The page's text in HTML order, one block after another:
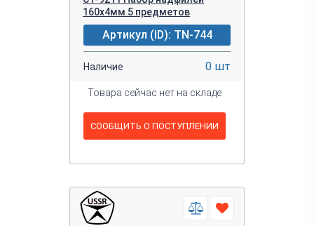
160х4мм 5 предметов
Артикул (ID): TN-744
Наличие 0 шт
Товара сейчас нет на складе
СООБЩИТЬ О ПОСТУПЛЕНИИ